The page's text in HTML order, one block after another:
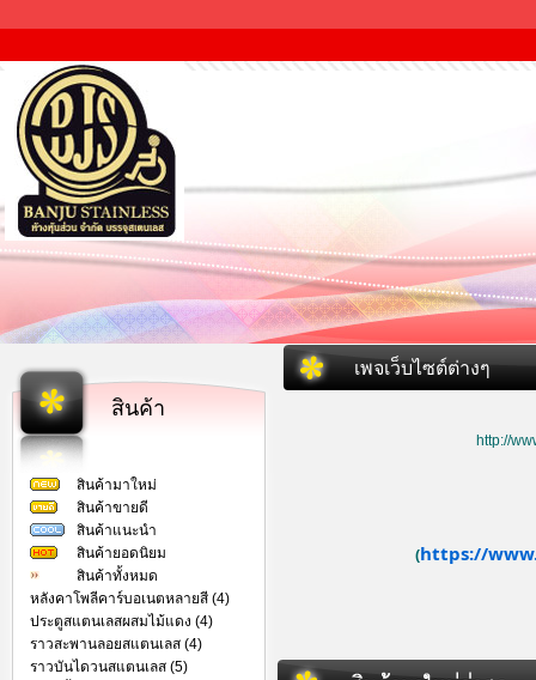
สินค้า
สินค้ามาใหม่
สินค้าขายดี
สินค้าแนะนำ
สินค้ายอดนิยม
สินค้าทั้งหมด
หลังคาโพลีคาร์บอเนตหลายสี (4)
ประตูสแตนเลสผสมไม้แดง (4)
ราวสะพานลอยสแตนเลส (4)
ราวบันไดวนสแตนเลส (5)
เพจเว็บไซต์ต่างๆ
http://
(https://